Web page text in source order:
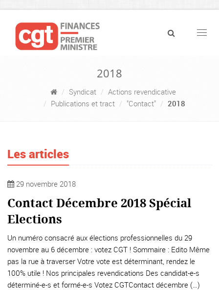
2018
Syndicat
Actions revendicative
Publications et tract
"Contact" 2018
Les articles
29 novembre 2018
Contact Décembre 2018 Spécial
Elections
Un numéro consacré aux élections professionnelles du 29
novembre au 6 décembre : votez CGT ! Sommaire : Edito Même
pas la rue à traverser Votre vote est déterminant, rendez le
100% utile ! Nos principales revendications Des candidat-e-s
déterminé-e-s et formé-e-s Votez CGTContact décembre (…)